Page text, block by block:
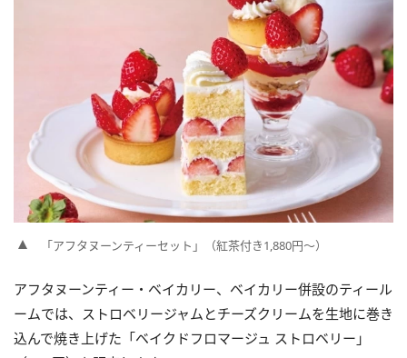
「アフタヌーンティーセット」（紅茶付き1,880円～）
アフタヌーンティー・ベイカリー、ベイカリー併設のティール
ームでは、ストロベリージャムとチーズクリームを生地に巻き
込んで焼き上げた「ベイクドフロマージュ ストロベリー」